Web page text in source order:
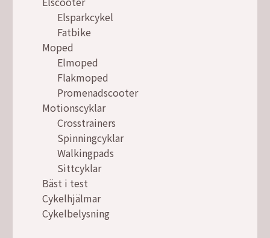
Elsparkcykel
Fatbike
Moped
Elmoped
Flakmoped
Promenadscooter
Motionscyklar
Crosstrainers
Spinningcyklar
Walkingpads
Sittcyklar
Bäst i test
Cykelhjälmar
Cykelbelysning